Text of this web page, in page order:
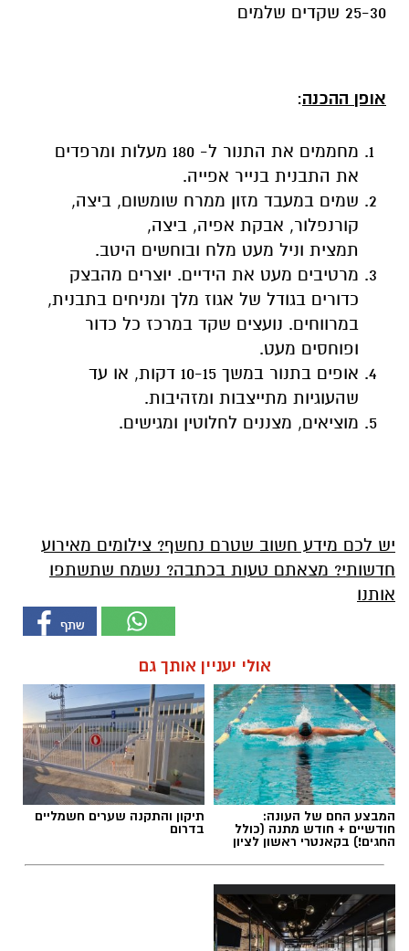
25-30 שקדים שלמים
אופן ההכנה:
מחממים את התנור ל- 180 מעלות ומרפדים
את התבנית בנייר אפייה.
שמים במעבד מזון ממרח שומשום, ביצה,
קורנפלור, אבקת אפיה, ביצה,
תמצית וניל מעט מלח ובוחשים היטב.
מרטיבים מעט את הידיים. יוצרים מהבצק
כדורים בגודל של אגוז מלך ומניחים בתבנית,
במרווחים. נועצים שקד במרכז כל כדור
ופוחסים מעט.
אופים בתנור במשך 10-15 דקות, או עד
שהעוגיות מתייצבות ומזהיבות.
מוציאים, מצננים לחלוטין ומגישים.
יש לכם מידע חשוב שטרם נחשף? צילומים מאירוע
חדשותי? מצאתם טעות בכתבה? נשמח שתשתפו
אותנו
אולי יעניין אותך גם
המבצע החם של העונה:
חודשיים + חודש מתנה (כולל
החגים!) בקאנטרי ראשון לציון
תיקון והתקנה שערים חשמליים
בדרום